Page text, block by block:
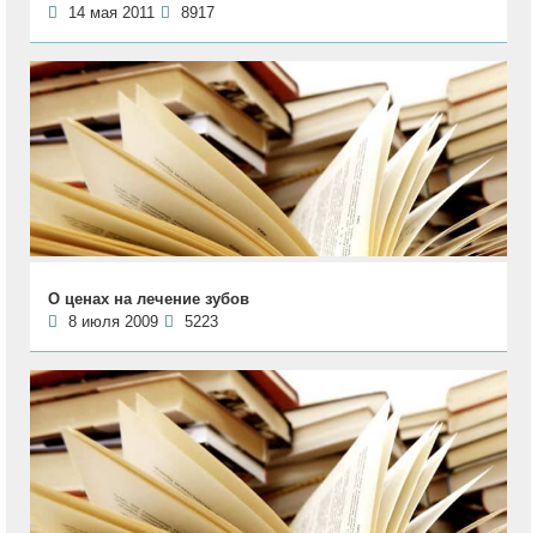
14 мая 2011
8917
О ценах на лечение зубов
8 июля 2009
5223